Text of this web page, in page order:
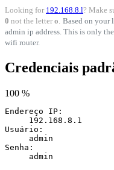
Looking for 192.168.8.l? Make
0 not the letter o Based on your
admin ip address. This is only
wifi router.
Credenciais
100 %
Endereço IP:
192.168.8.1
Usuário:
admin
Senha:
admin